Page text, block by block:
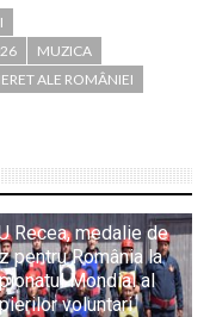
MUZICA
ALE ROMÂNIEI
Recea, medalie de
pentru România la
Mondial al
voluntari